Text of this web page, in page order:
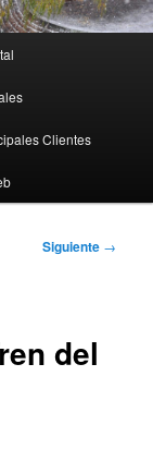
Clientes
Siguiente →
del